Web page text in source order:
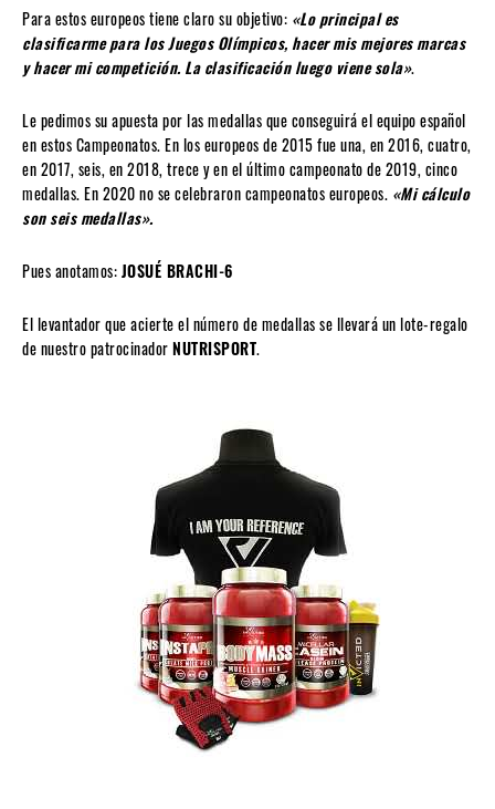
Para estos europeos tiene claro su objetivo: «Lo principal es
clasificarme para los Juegos Olímpicos, hacer mis mejores marcas
y hacer mi competición. La clasificación luego viene sola».
Le pedimos su apuesta por las medallas que conseguirá el equipo español
en estos Campeonatos. En los europeos de 2015 fue una, en 2016, cuatro,
en 2017, seis, en 2018, trece y en el último campeonato de 2019, cinco
medallas. En 2020 no se celebraron campeonatos europeos. «Mi cálculo
son seis medallas».
Pues anotamos:JOSUÉ BRACHI-6
El levantador que acierte el número de medallas se llevará un lote-regalo
de nuestro patrocinadorNUTRISPORT.